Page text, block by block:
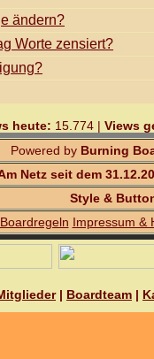
ändern?
Worte zensiert?
heute: 15.774 | Views
Powered by Burning
Netz seit dem
Style &
Boardregeln Impressum &
| Boardteam |